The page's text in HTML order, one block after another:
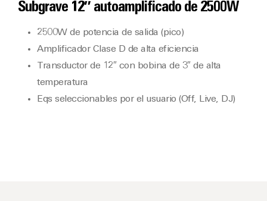
Subgrave 12″ autoamplificado de 2500W
2500W de potencia de salida (pico)
Amplificador Clase D de alta eficiencia
Transductor de 12″ con bobina de 3″ de alta
temperatura
Eqs seleccionables por el usuario (Off, Live, DJ)